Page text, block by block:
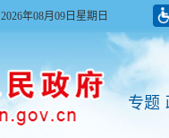
2026年08月09日星期日
专题